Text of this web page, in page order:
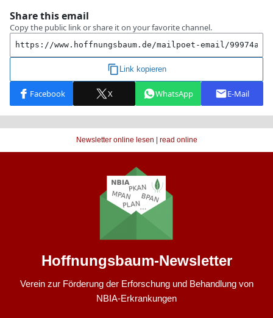
Newsletter online lesen | read online
Hoffnungsbaum-Newsletter
Verein zur Förderung der Erforschung und Behandlung von
NBIA-Erkrankungen